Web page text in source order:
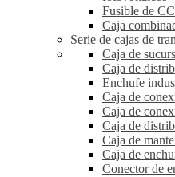
Fusible de
Caja
Serie de cajas de
Caja de
Caja de
Enchufe
Caja de
Caja de
Caja de
Caja de
Caja de
Conector de